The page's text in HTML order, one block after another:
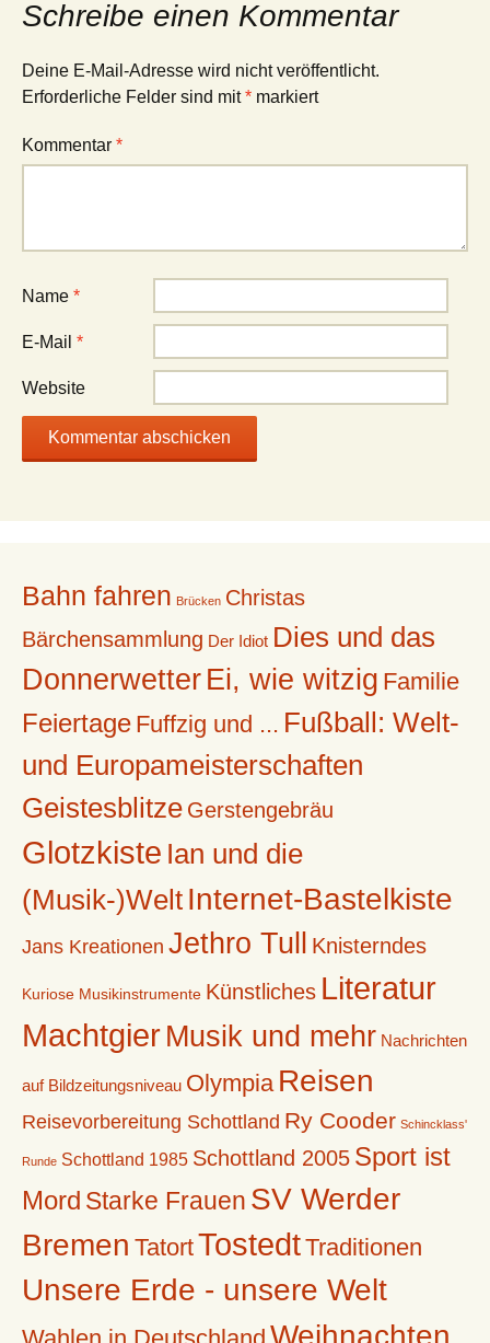
Schreibe einen Kommentar
Deine E-Mail-Adresse wird nicht veröffentlicht.
Erforderliche Felder sind mit* markiert
Kommentar *
Name *
E-Mail *
Website
Bahn fahren Brücken Christas
Bärchensammlung Der Idiot Dies und das
Donnerwetter Ei, wie witzig Familie
Feiertage Fuffzig und ... Fußball: Welt-
und Europameisterschaften
Geistesblitze Gerstengebräu
Glotzkiste Ian und die
(Musik-)Welt Internet-Bastelkiste
Jans Kreationen Jethro Tull Knisterndes
Kuriose Musikinstrumente Künstliches Literatur
MachtgierMusik und mehr Nachrichten
auf Bildzeitungsniveau Olympia Reisen
Reisevorbereitung Schottland Ry Cooder Schincklass'
Runde Schottland 1985 Schottland 2005 Sport ist
Mord Starke Frauen SV Werder
Bremen TatortTostedtTraditionen
Unsere Erde - unsere Welt
Weihnachten